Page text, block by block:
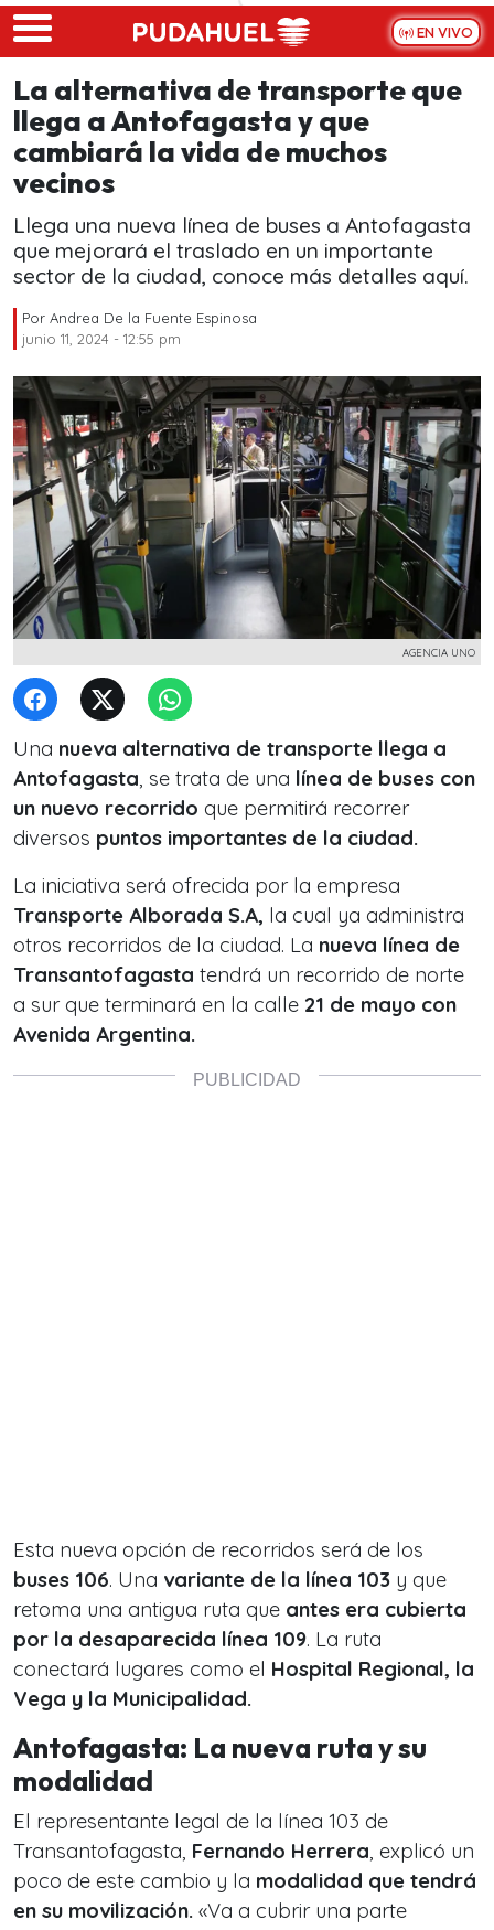
Skip to main content
EN VIVO
La alternativa de transporte que
llega a Antofagasta y que
cambiará la vida de muchos
vecinos
Llega una nueva línea de buses a Antofagasta
que mejorará el traslado en un importante
sector de la ciudad, conoce más detalles aquí.
Por Andrea De la Fuente Espinosa
junio 11, 2024 - 12:55 pm
AGENCIA UNO
Una nueva alternativa de transporte llega a
Antofagasta, se trata de una línea de buses con
un nuevo recorrido que permitirá recorrer
diversos puntos importantes de la ciudad.
La iniciativa será ofrecida por la empresa
Transporte Alborada S.A, la cual ya administra
otros recorridos de la ciudad. La nueva línea de
Transantofagasta tendrá un recorrido de norte
a sur que terminará en la calle 21 de mayo con
Avenida Argentina.
Esta nueva opción de recorridos será de los
buses 106. Una variante de la línea 103 y que
retoma una antigua ruta que antes era cubierta
por la desaparecida línea 109. La ruta
conectará lugares como el Hospital Regional, la
Vega y la Municipalidad.
Antofagasta: La nueva ruta y su
modalidad
El representante legal de la línea 103 de
Transantofagasta, Fernando Herrera, explicó un
poco de este cambio y la modalidad que tendrá
en su movilización. «Va a cubrir una parte